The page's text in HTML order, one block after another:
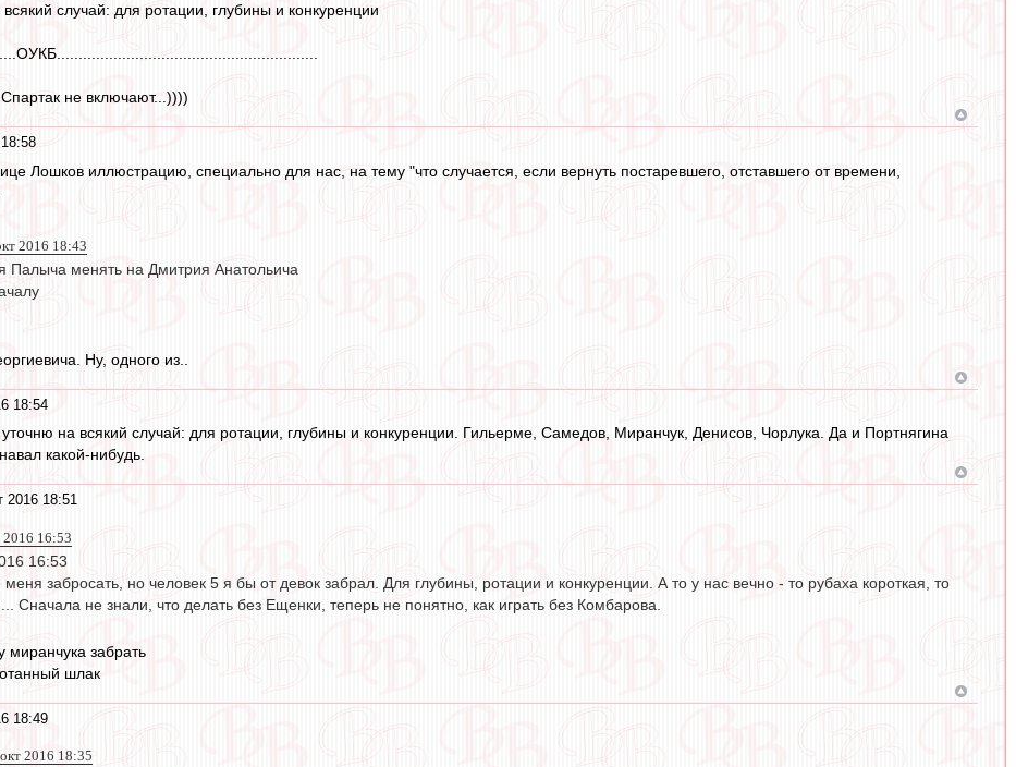
случай: для ротации, глубины и конкуренции
не включают...))))
Лошков иллюстрацию, специально для нас, на тему "что случается, если вернуть постаревшего, отставшего от времени,
2016 18:43
менять на Дмитрия Анатольича
Ну, одного из..
18:54
на всякий случай: для ротации, глубины и конкуренции. Гильерме, Самедов, Миранчук, Денисов, Чорлука. Да и Портнягина
какой-нибудь.
2016 18:51
16:53
16:53
забросать, но человек 5 я бы от девок забрал. Для глубины, ротации и конкуренции. А то у нас вечно - то рубаха короткая, то
Сначала не знали, что делать без Ещенки, теперь не понятно, как играть без Комбарова.
миранчука забрать
шлак
18:49
2016 18:35